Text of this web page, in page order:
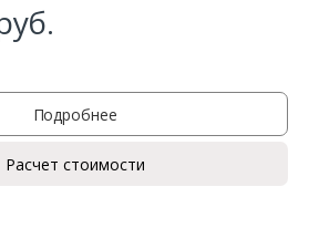
Подробнее
Расчет стоимости